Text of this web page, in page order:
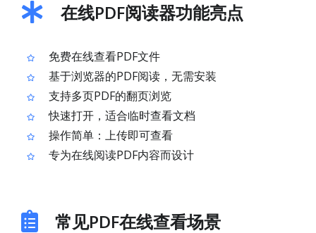
在线PDF阅读器功能亮点
免费在线查看PDF文件
基于浏览器的PDF阅读，无需安装
支持多页PDF的翻页浏览
快速打开，适合临时查看文档
操作简单：上传即可查看
专为在线阅读PDF内容而设计
常见PDF在线查看场景